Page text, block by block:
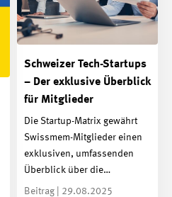
Schweizer Tech-Startups
– Der exklusive Überblick
für Mitglieder
Die Startup-Matrix gewährt
Swissmem-Mitglieder einen
exklusiven, umfassenden
Überblick über die…
Beitrag | 29.08.2025